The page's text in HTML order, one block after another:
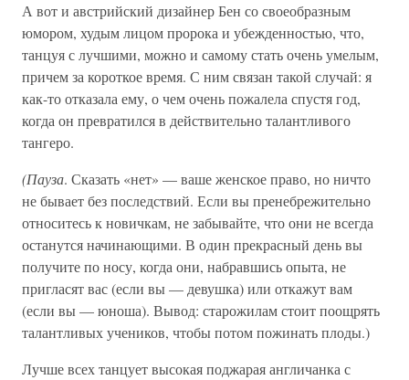
А вот и австрийский дизайнер Бен со своеобразным
юмором, худым лицом пророка и убежденностью, что,
танцуя с лучшими, можно и самому стать очень умелым,
причем за короткое время. С ним связан такой случай: я
как-то отказала ему, о чем очень пожалела спустя год,
когда он превратился в действительно талантливого
тангеро.
(Пауза. Сказать «нет» — ваше женское право, но ничто
не бывает без последствий. Если вы пренебрежительно
относитесь к новичкам, не забывайте, что они не всегда
останутся начинающими. В один прекрасный день вы
получите по носу, когда они, набравшись опыта, не
пригласят вас (если вы — девушка) или откажут вам
(если вы — юноша). Вывод: старожилам стоит поощрять
талантливых учеников, чтобы потом пожинать плоды.)
Лучше всех танцует высокая поджарая англичанка с